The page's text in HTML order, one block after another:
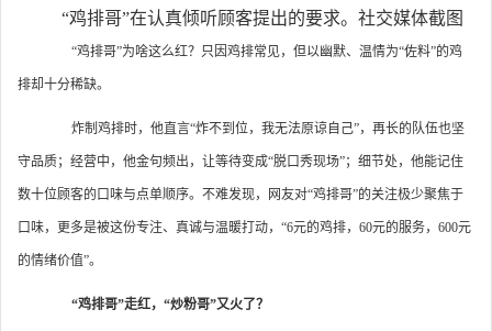
“鸡排哥”在认真倾听顾客提出的要求。社交媒体截图
“鸡排哥”为啥这么红？只因鸡排常见，但以幽默、温情为“佐料”的鸡
排却十分稀缺。
炸制鸡排时，他直言“炸不到位，我无法原谅自己”，再长的队伍也坚
守品质；经营中，他金句频出，让等待变成“脱口秀现场”；细节处，他能记住
数十位顾客的口味与点单顺序。不难发现，网友对“鸡排哥”的关注极少聚焦于
口味，更多是被这份专注、真诚与温暖打动，“6元的鸡排，60元的服务，600元
的情绪价值”。
“鸡排哥”走红，“炒粉哥”又火了？